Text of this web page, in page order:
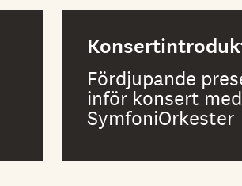
Fördjupande
inför konsert
SymfoniOrkester